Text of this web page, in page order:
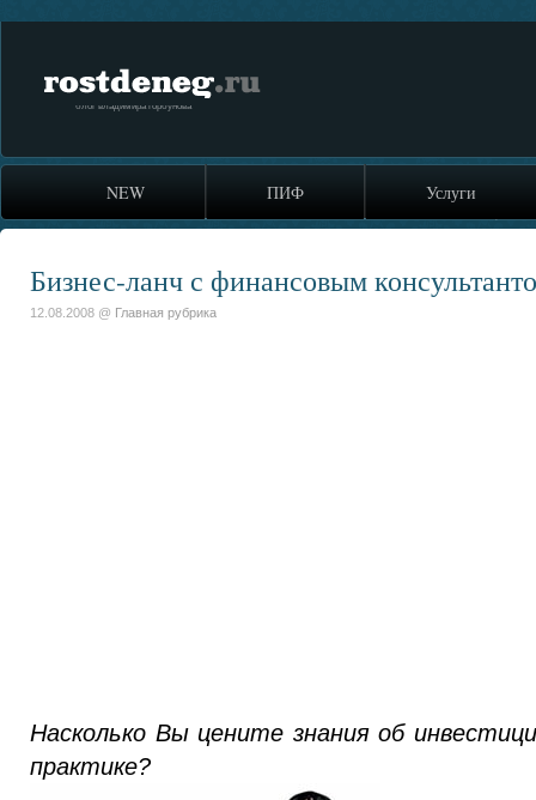
rostdeneg.ru
блог владимира горбунова
NEW ПИФ Услуги
Бизнес-ланч с финансовым
12.08.2008 @ Главная рубрика
Насколько Вы цените знания об
практике?